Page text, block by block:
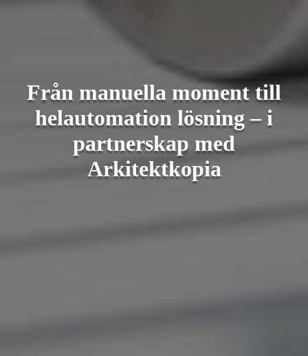
Från manuella moment till
helautomation lösning – i
partnerskap med
Arkitektkopia